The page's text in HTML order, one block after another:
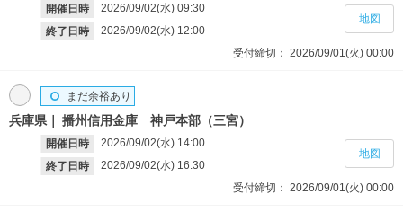
開催日時 2026/09/02(水) 09:30
終了日時
2026/09/02(水) 12:00
受付締切： 2026/09/01(火) 00:00
地図
兵庫県 播州信用金庫 神戸本部（三宮）
開催日時 2026/09/02(水) 14:00
終了日時
2026/09/02(水) 16:30
まだ余裕あり
受付締切： 2026/09/01(火) 00:00
地図